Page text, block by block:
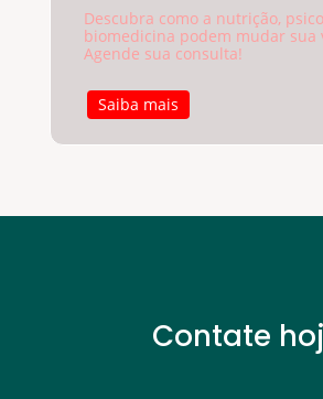
Descubra como a nutrição,
biomedicina podem mudar sua
Agende sua consulta!
Saiba mais
Contate